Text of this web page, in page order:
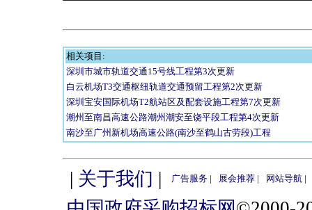
相关项目:
深圳市城市轨道交通15号线工程第3次更新
白云机场T3交通枢纽轨道交通预留工程第2次更新
深圳宝安国际机场T2航站区及配套设施工程第7次更新
潮州至南昌高速公路潮州潮安至饶平段工程第4次更新
南沙至广州新机场高速公路(南沙至鹤山古劳段)工程
| 关于我们 | 广告服务 | 展会推荐 | 网站导航 |